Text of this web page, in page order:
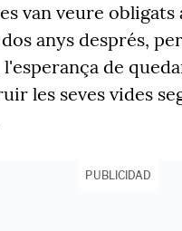
van veure
anys després,
de
les seves vides
PUBLICIDAD